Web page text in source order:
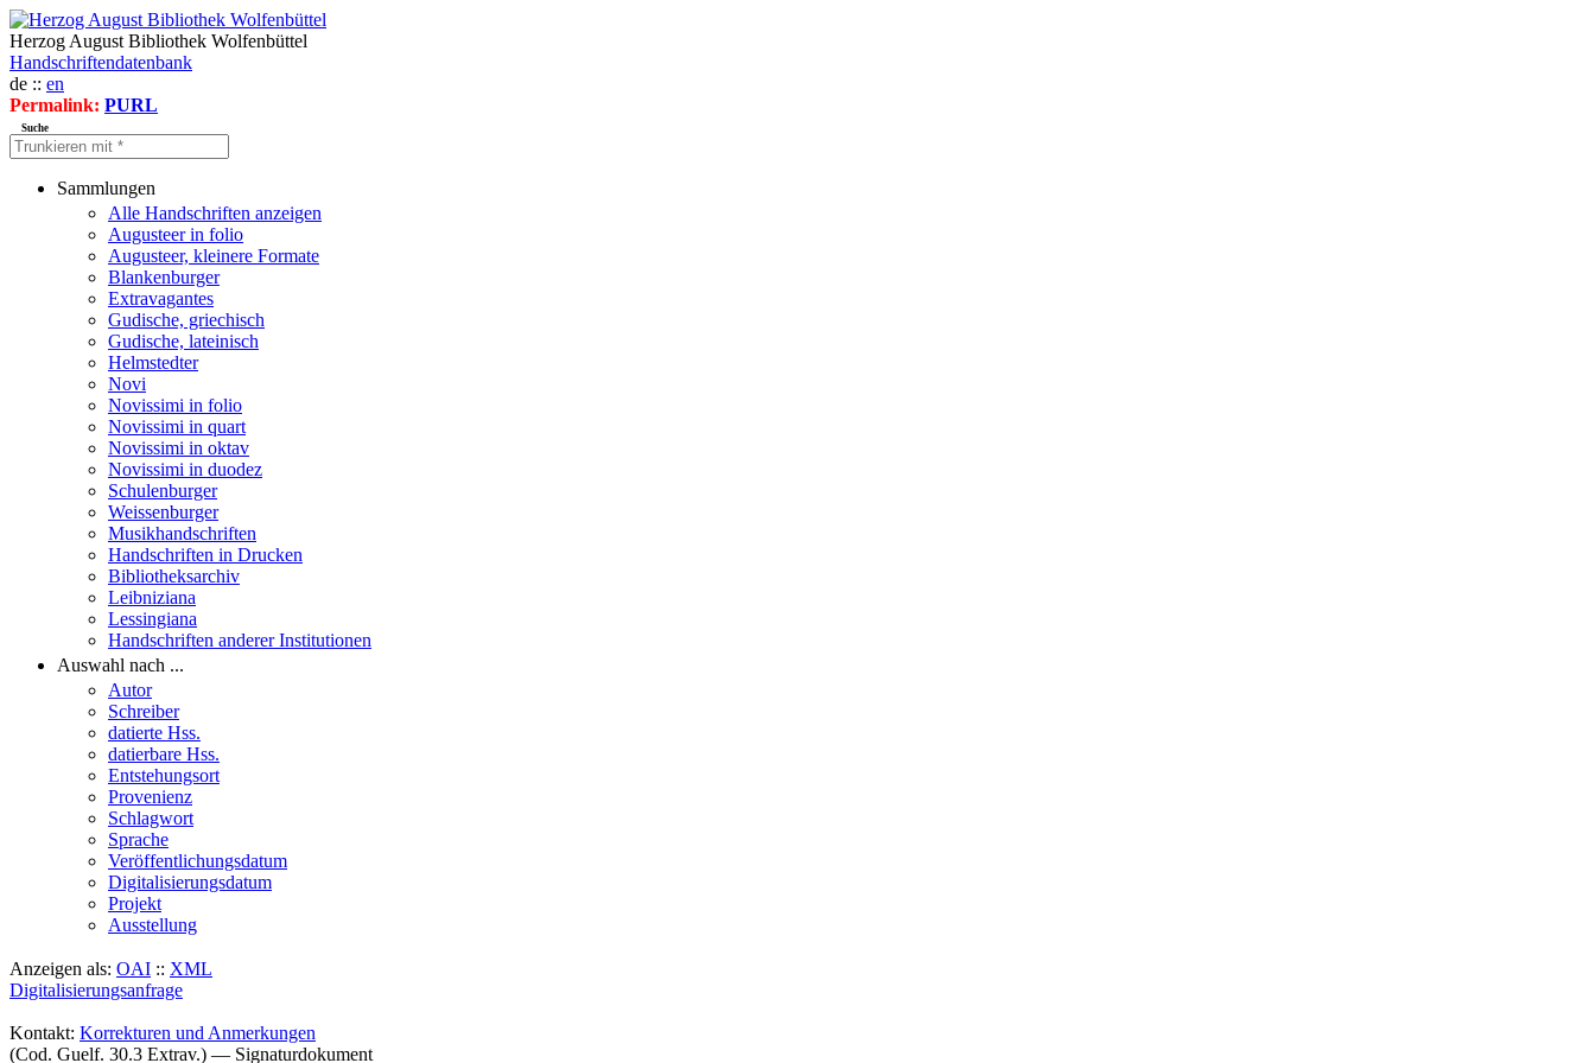
Herzog August Bibliothek Wolfenbüttel
Handschriftendatenbank
de :: en
Permalink: PURL
Suche
Sammlungen
Alle Handschriften anzeigen
Augusteer in folio
Augusteer, kleinere Formate
Blankenburger
Extravagantes
Gudische, griechisch
Gudische, lateinisch
Helmstedter
Novi
Novissimi in folio
Novissimi in quart
Novissimi in oktav
Novissimi in duodez
Schulenburger
Weissenburger
Musikhandschriften
Handschriften in Drucken
Bibliotheksarchiv
Leibniziana
Lessingiana
Handschriften anderer Institutionen
Auswahl nach ...
Autor
Schreiber
datierte Hss.
datierbare Hss.
Entstehungsort
Provenienz
Schlagwort
Sprache
Veröffentlichungsdatum
Digitalisierungsdatum
Projekt
Ausstellung
Anzeigen als: OAI :: XML
Digitalisierungsanfrage
Kontakt: Korrekturen und Anmerkungen
(Cod. Guelf. 30.3 Extrav.) — Signaturdokument